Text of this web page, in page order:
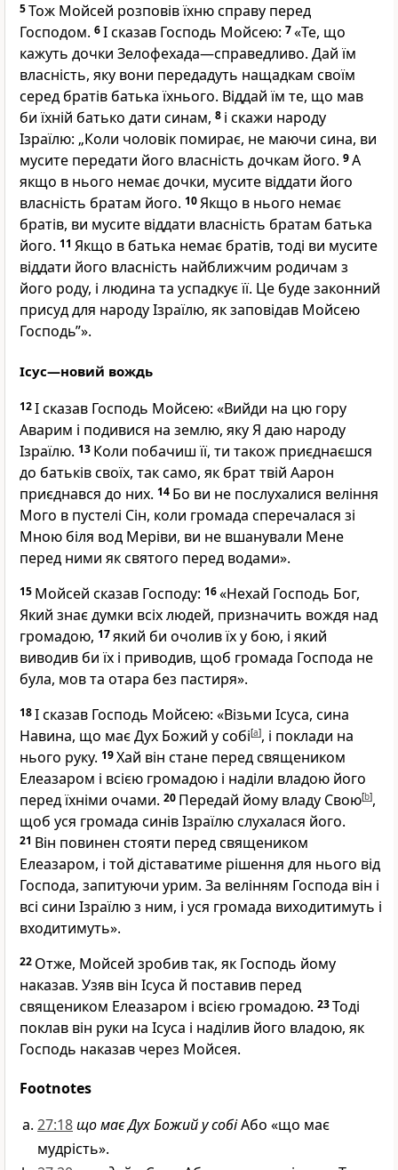
5Тож Мойсей розповів їхню справу перед
Господом. 6І сказав Господь Мойсею: 7«Те, що
кажуть дочки Зелофехада—справедливо. Дай їм
власність, яку вони передадуть нащадкам своїм
серед братів батька їхнього. Віддай їм те, що мав
би їхній батько дати синам, 8 і скажи народу
Ізраїлю: „Коли чоловік помирає, не маючи сина, ви
мусите передати його власність дочкам його. 9А
якщо в нього немає дочки, мусите віддати його
власність братам його. 10Якщо в нього немає
братів, ви мусите віддати власність братам батька
його. 11 Якщо в батька немає братів, тоді ви мусите
віддати його власність найближчим родичам з
його роду, і людина та успадкує її. Це буде законний
присуд для народу Ізраїлю, як заповідав Мойсею
Господь”».
Ісус—новий вождь
12І сказав Господь Мойсею: «Вийди на цю гору
Аварим і подивися на землю, яку Я даю народу
Ізраїлю. 13 Коли побачиш її, ти також приєднаєшся
до батьків своїх, так само, як брат твій Аарон
приєднався до них. 14 Бо ви не послухалися веління
Мого в пустелі Сін, коли громада сперечалася зі
Мною біля вод Меріви, ви не вшанували Мене
перед ними як святого перед водами».
15 Мойсей сказав Господу: 16«Нехай Господь Бог,
Який знає думки всіх людей, призначить вождя над
громадою, 17який би очолив їх у бою, і який
виводив би їх і приводив, щоб громада Господа не
була, мов та отара без пастиря».
18І сказав Господь Мойсею: «Візьми Ісуса, сина
Навина, що має Дух Божий у собі[a], і поклади на
нього руку. 19Хай він стане перед священиком
Елеазаром і всією громадою і наділи владою його
перед їхніми очами. 20 Передай йому владу Свою[b],
щоб уся громада синів Ізраїлю слухалася його.
21 Він повинен стояти перед священиком
Елеазаром, і той діставатиме рішення для нього від
Господа, запитуючи урим. За велінням Господа він і
всі сини Ізраїлю з ним, і уся громада виходитимуть і
входитимуть».
22 Отже, Мойсей зробив так, як Господь йому
наказав. Узяв він Ісуса й поставив перед
священиком Елеазаром і всією громадою. 23Тоді
поклав він руки на Ісуса і наділив його владою, як
Господь наказав через Мойсея.
Footnotes
27:18що має Дух Божий у собіАбо «що має
мудрість».